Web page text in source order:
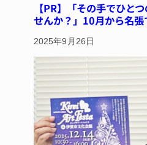
【PR】「その手でひと
せんか？」10月から名
2025年9月26日